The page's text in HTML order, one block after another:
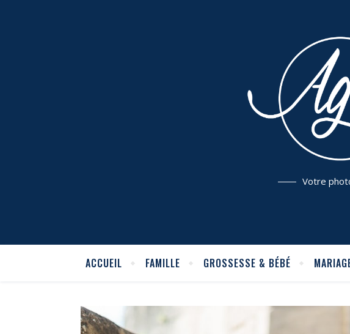
Votre
ACCUEIL FAMILLE GROSSESSE & BÉBÉ